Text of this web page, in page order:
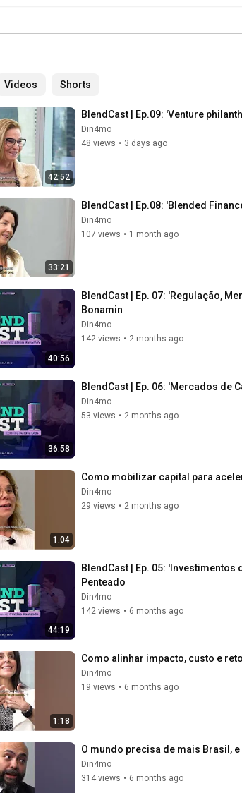
Videos Shorts
42:52
BlendCast | Ep.09: 'Venture
Din4mo
48 views • 3 days ago
33:21
BlendCast | Ep.08: 'Blended
Din4mo
107 views • 1 month ago
40:56
BlendCast | Ep. 07: 'Regulação,
Bonamin
Din4mo
142 views • 2 months ago
36:58
BlendCast | Ep. 06: 'Mercados de
Din4mo
53 views • 2 months ago
1:04
Como mobilizar capital para
Din4mo
29 views • 2 months ago
44:19
BlendCast | Ep. 05:
Penteado
Din4mo
142 views • 6 months ago
1:18
Como alinhar impacto, custo e
Din4mo
19 views • 6 months ago
O mundo precisa de mais Brasil,
Din4mo
314 views • 6 months ago